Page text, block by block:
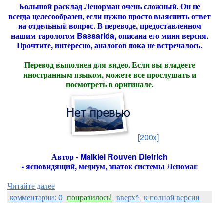
Большой расклад Ленорман очень сложный. Он не
всегда целесообразен, если нужно просто выяснить ответ
на отдельный вопрос. В переводе, предоставленном
нашим тарологом Bassarida, описана его мини версия.
Прочтите, интересно, аналогов пока не встречалось.
Перевод выполнен для видео. Если вы владеете
иностранным языком, можете все прослушать и
посмотреть в оригинале.
[200x]
Автор - Malkiel Rouven Dietrich
- ясновидящий, медиум, знаток системы Леноман
Читайте далее
комментарии: 0 понравилось! вверх^ к полной версии